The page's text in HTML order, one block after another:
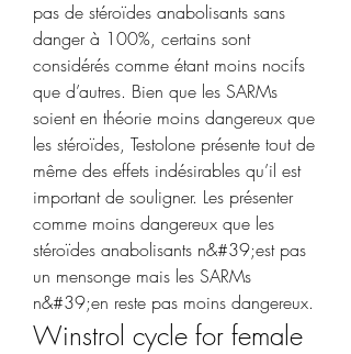
pas de stéroïdes anabolisants sans
danger à 100%, certains sont
considérés comme étant moins nocifs
que d’autres. Bien que les SARMs
soient en théorie moins dangereux que
les stéroïdes, Testolone présente tout de
même des effets indésirables qu’il est
important de souligner. Les présenter
comme moins dangereux que les
stéroïdes anabolisants n&#39;est pas
un mensonge mais les SARMs
Winstrol cycle for female